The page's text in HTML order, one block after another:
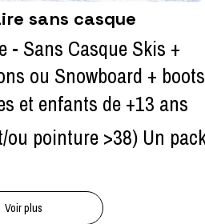
sans casque
- Sans Casque Skis +
ou Snowboard + boots
et enfants de +13 ans
ou pointure >38) Un
Voir plus